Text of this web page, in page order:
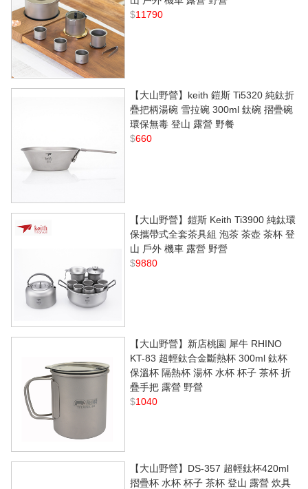
$11790
【大山野營】keith 鎧斯 Ti5320 純鈦折
疊把柄湯碗 雪拉碗 300ml 鈦碗 摺疊碗
環保無毒 登山 露營 野餐
$660
【大山野營】鎧斯 Keith Ti3900 純鈦環
保攜帶式全套茶具組 泡茶 茶壺 茶杯 登
山 戶外 機車 露營 野營
$9880
【大山野營】新店桃園 犀牛 RHINO
KT-83 超輕鈦合金斷熱杯 300ml 鈦杯
保溫杯 隔熱杯 湯杯 水杯 杯子 茶杯 折
疊手把 露營 野營
$1040
【大山野營】DS-357 超輕鈦杯420ml
摺疊杯 水杯 杯子 茶杯 登山 露營 炊具